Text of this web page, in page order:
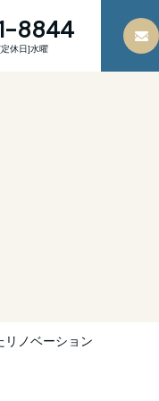
8844
定休日 水曜
リノベーション